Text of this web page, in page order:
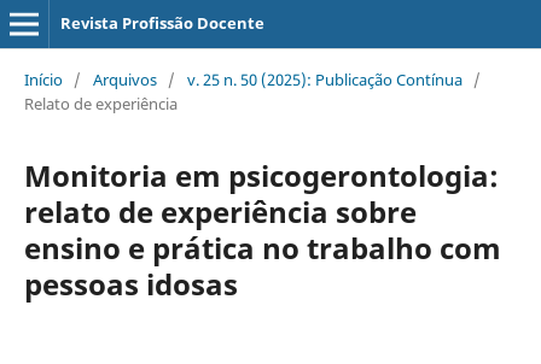
Revista Profissão Docente
Início / Arquivos / v. 25 n. 50 (2025): Publicação Contínua /
Relato de experiência
Monitoria em psicogerontologia:
relato de experiência sobre
ensino e prática no trabalho com
pessoas idosas